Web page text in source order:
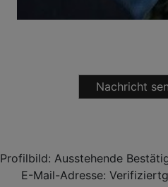
Nachricht
Profilbild: Ausstehende
E-Mail-Adresse: Verifiziertg